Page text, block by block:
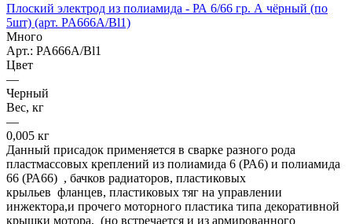
Плоский электрод из полиамида - РА 6/66 гр. А чёрный (по
5шт) (арт. PA666A/Bl1)
Много
Арт.: PA666A/Bl1
Цвет
—
Черный
Вес, кг
—
0,005 кг
Данный присадок применяется в сварке разного рода
пластмассовых креплений из полиамида 6 (РА6) и полиамида
66 (РА66) , бачков радиаторов, пластиковых
крыльев фланцев, пластиковых тяг на управлении
инжектора,и прочего моторного пластика типа декоративной
крышки мотора, (но встречается и из армированного